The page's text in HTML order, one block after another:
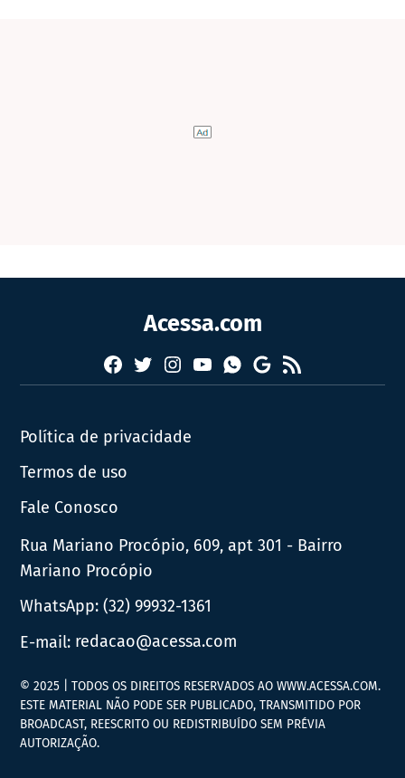
Acessa.com
Facebook
TwitterInstagram
YouTubeWhatsapp
Google
News
RSS
Política de privacidade
Termos de uso
Fale Conosco
Rua Mariano Procópio, 609, apt 301 - Bairro
Mariano Procópio
WhatsApp:(32) 99932-1361
E-mail: redacao@acessa.com
© 2025 | TODOS OS DIREITOS RESERVADOS AO WWW.ACESSA.COM.
ESTE MATERIAL NÃO PODE SER PUBLICADO, TRANSMITIDO POR
BROADCAST, REESCRITO OU REDISTRIBUÍDO SEM PRÉVIA
AUTORIZAÇÃO.